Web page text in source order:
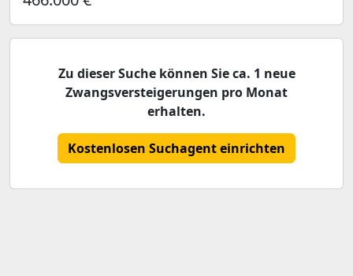
Zu dieser Suche können Sie ca. 1 neue
Zwangsversteigerungen pro Monat
erhalten.
Kostenlosen Suchagent einrichten